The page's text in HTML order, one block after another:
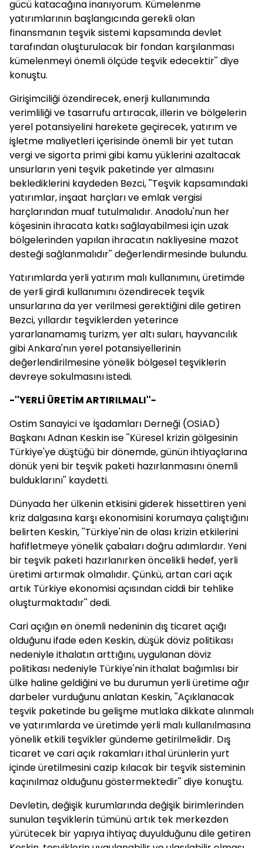
gücü katacağına inanıyorum. Kümelenme
yatırımlarının başlangıcında gerekli olan
finansmanın teşvik sistemi kapsamında devlet
tarafından oluşturulacak bir fondan karşılanması
kümelenmeyi önemli ölçüde teşvik edecektir'' diye
konuştu.
Girişimciliği özendirecek, enerji kullanımında
verimliliği ve tasarrufu artıracak, illerin ve bölgelerin
yerel potansiyelini harekete geçirecek, yatırım ve
işletme maliyetleri içerisinde önemli bir yet tutan
vergi ve sigorta primi gibi kamu yüklerini azaltacak
unsurların yeni teşvik paketinde yer almasını
beklediklerini kaydeden Bezci, ''Teşvik kapsamındaki
yatırımlar, inşaat harçları ve emlak vergisi
harçlarından muaf tutulmalıdır. Anadolu'nun her
köşesinin ihracata katkı sağlayabilmesi için uzak
bölgelerinden yapılan ihracatın nakliyesine mazot
desteği sağlanmalıdır'' değerlendirmesinde bulundu.
Yatırımlarda yerli yatırım malı kullanımını, üretimde
de yerli girdi kullanımını özendirecek teşvik
unsurlarına da yer verilmesi gerektiğini dile getiren
Bezci, yıllardır teşviklerden yeterince
yararlanamamış turizm, yer altı suları, hayvancılık
gibi Ankara'nın yerel potansiyellerinin
değerlendirilmesine yönelik bölgesel teşviklerin
devreye sokulmasını istedi.
-''YERLİ ÜRETİM ARTIRILMALI''-
Ostim Sanayici ve İşadamları Derneği (OSİAD)
Başkanı Adnan Keskin ise ''Küresel krizin gölgesinin
Türkiye'ye düştüğü bir dönemde, günün ihtiyaçlarına
dönük yeni bir teşvik paketi hazırlanmasını önemli
bulduklarını'' kaydetti.
Dünyada her ülkenin etkisini giderek hissettiren yeni
kriz dalgasına karşı ekonomisini korumaya çalıştığını
belirten Keskin, ''Türkiye'nin de olası krizin etkilerini
hafifletmeye yönelik çabaları doğru adımlardır. Yeni
bir teşvik paketi hazırlanırken öncelikli hedef, yerli
üretimi artırmak olmalıdır. Çünkü, artan cari açık
artık Türkiye ekonomisi açısından ciddi bir tehlike
oluşturmaktadır'' dedi.
Cari açığın en önemli nedeninin dış ticaret açığı
olduğunu ifade eden Keskin, düşük döviz politikası
nedeniyle ithalatın arttığını, uygulanan döviz
politikası nedeniyle Türkiye'nin ithalat bağımlısı bir
ülke haline geldiğini ve bu durumun yerli üretime ağır
darbeler vurduğunu anlatan Keskin, ''Açıklanacak
teşvik paketinde bu gelişme mutlaka dikkate alınmalı
ve yatırımlarda ve üretimde yerli malı kullanılmasına
yönelik etkili teşvikler gündeme getirilmelidir. Dış
ticaret ve cari açık rakamları ithal ürünlerin yurt
içinde üretilmesini cazip kılacak bir teşvik sisteminin
kaçınılmaz olduğunu göstermektedir'' diye konuştu.
Devletin, değişik kurumlarında değişik birimlerinden
sunulan teşviklerin tümünü artık tek merkezden
yürütecek bir yapıya ihtiyaç duyulduğunu dile getiren